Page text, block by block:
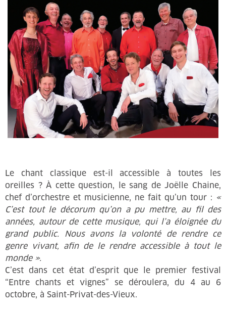
Le chant classique est-il accessible à toutes les
oreilles ? À cette question, le sang de Joëlle Chaine,
chef d’orchestre et musicienne, ne fait qu’un tour : «
C’est tout le décorum qu’on a pu mettre, au fil des
années, autour de cette musique, qui l’a éloignée du
grand public. Nous avons la volonté de rendre ce
genre vivant, afin de le rendre accessible à tout le
monde ».
C’est dans cet état d’esprit que le premier festival
“Entre chants et vignes” se déroulera, du 4 au 6
octobre, à Saint-Privat-des-Vieux.